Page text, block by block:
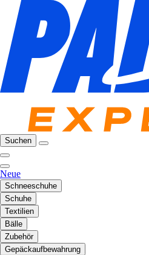
Suchen
Neue
Schneeschuhe
Schuhe
Textilien
Bälle
Zubehör
Gepäckaufbewahrung